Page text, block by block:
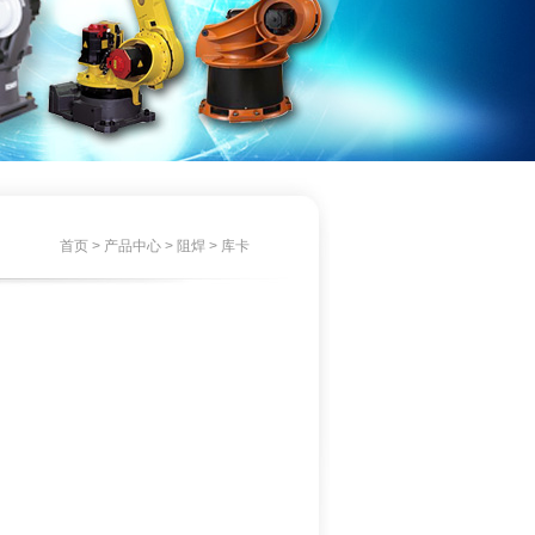
首页 > 产品中心 > 阻焊 > 库卡